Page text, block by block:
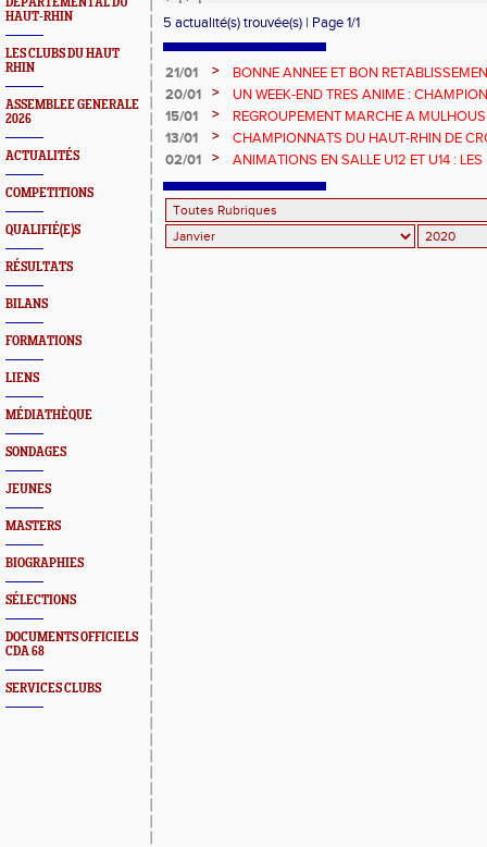
HAUT-RHIN
LES CLUBS DU HAUT
RHIN
ASSEMBLEE GENERALE
2026
ACTUALITÉS
COMPETITIONS
QUALIFIÉ(E)S
RÉSULTATS
BILANS
FORMATIONS
LIENS
MÉDIATHÈQUE
SONDAGES
JEUNES
MASTERS
BIOGRAPHIES
SÉLECTIONS
DOCUMENTS OFFICIELS
CDA 68
SERVICES CLUBS
5 actualité(s) trouvée(s) | Page 1/1
21/01 >
BONNE ANNEE ET BON
20/01
>
UN WEEK-END TRES ANIME :
DES MINIMES A SENIORS, DU HAUT-
REGROUPEMENT DE MARCHE AU GU,
15/01 >
REGROUPEMENT MARCHE A
13/01
>
CHAMPIONNATS DU HAUT-RHIN DE
COURSES AU MILIEU DES REMPARTS
02/01 >
ANIMATIONS EN SALLE U12 ET U14 :